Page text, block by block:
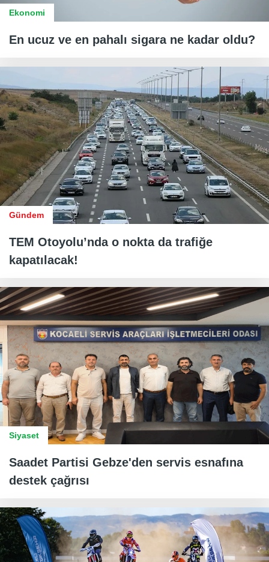
Ekonomi
En ucuz ve en pahalı sigara ne kadar oldu?
Gündem
TEM Otoyolu’nda o nokta da trafiğe
kapatılacak!
Siyaset
Saadet Partisi Gebze'den servis esnafına
destek çağrısı